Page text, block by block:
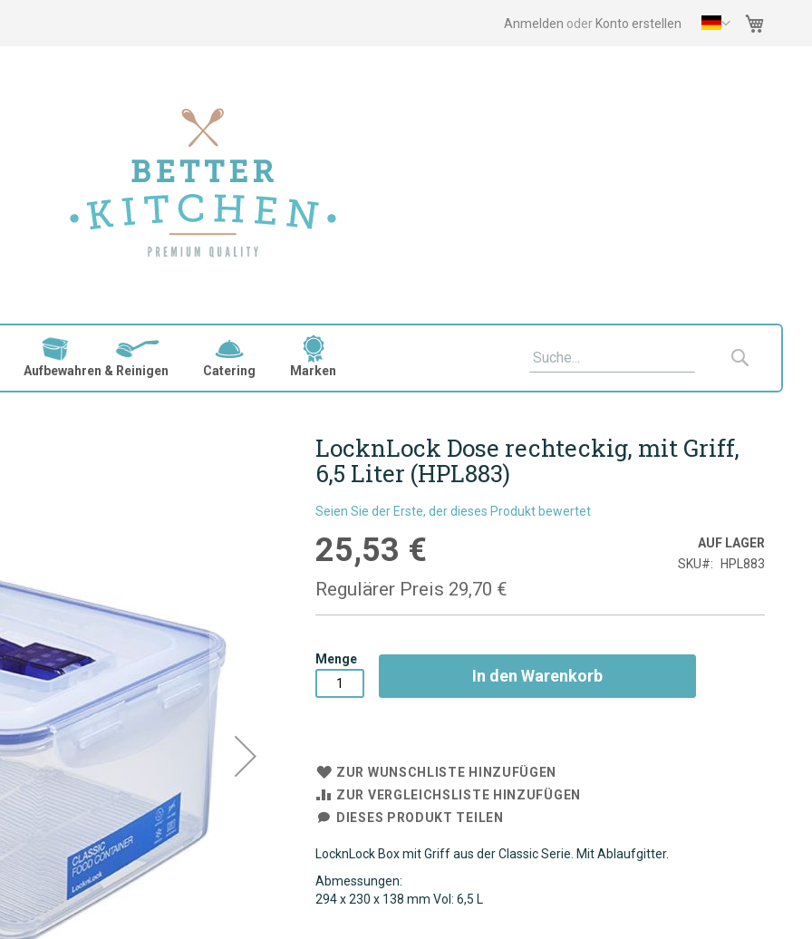
Anmelden Konto erstellen
Aufbewahren & Reinigen Catering Marken Suche
LocknLock Dose rechteckig, mit Griff,
6,5 Liter (HPL883)
Seien Sie der Erste, der dieses Produkt bewertet
Sonderpreis
25,53 €
Regulärer Preis 29,70 €
AUF LAGER
SKU
HPL883
Menge
In den Warenkorb
ZUR WUNSCHLISTE HINZUFÜGEN
ZUR VERGLEICHSLISTE HINZUFÜGEN
DIESES PRODUKT TEILEN
LocknLock Box mit Griff aus der Classic Serie. Mit Ablaufgitter.
Abmessungen:
294 x 230 x 138 mm Vol: 6,5 L